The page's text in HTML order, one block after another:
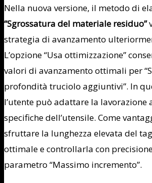
Nella nuova versione, il metodo di
“Sgrossatura del materiale residuo”
strategia di avanzamento
L’opzione “Usa ottimizzazione”
valori di avanzamento ottimali per
profondità truciolo aggiuntivi”. In
l’utente può adattare la lavorazione
specifiche dell’utensile. Come
sfruttare la lunghezza elevata del
ottimale e controllarla con
parametro “Massimo incremento”.